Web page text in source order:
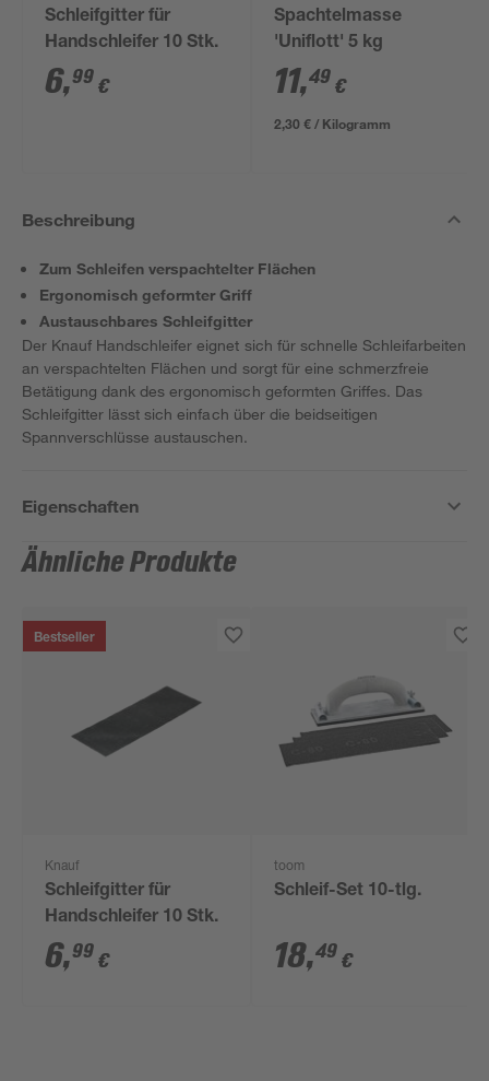
Schleifgitter für
Handschleifer 10 Stk.
6,99 €
Spachtelmasse
'Uniflott' 5 kg
11,49 €
2,30 € / Kilogramm
Beschreibung
Zum Schleifen verspachtelter Flächen
Ergonomisch geformter Griff
Austauschbares Schleifgitter
Der Knauf Handschleifer eignet sich für schnelle Schleifarbeiten
an verspachtelten Flächen und sorgt für eine schmerzfreie
Betätigung dank des ergonomisch geformten Griffes. Das
Schleifgitter lässt sich einfach über die beidseitigen
Spannverschlüsse austauschen.
Eigenschaften
Ähnliche Produkte
Bestseller
Knauf
Schleifgitter für
Handschleifer 10 Stk.
6,99 €
toom
Schleif-Set 10-tlg.
18,49 €